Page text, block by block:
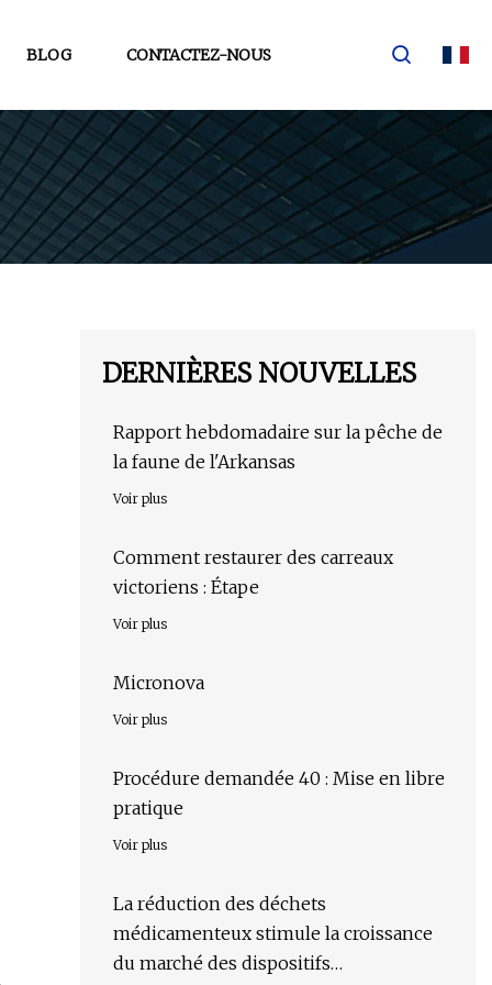
BLOG CONTACTEZ-NOUS
DERNIÈRES NOUVELLES
Rapport hebdomadaire sur la pêche de
la faune de l'Arkansas
Voir plus
Comment restaurer des carreaux
victoriens : Étape
Voir plus
Micronova
Voir plus
Procédure demandée 40 : Mise en libre
pratique
Voir plus
La réduction des déchets
médicamenteux stimule la croissance
du marché des dispositifs